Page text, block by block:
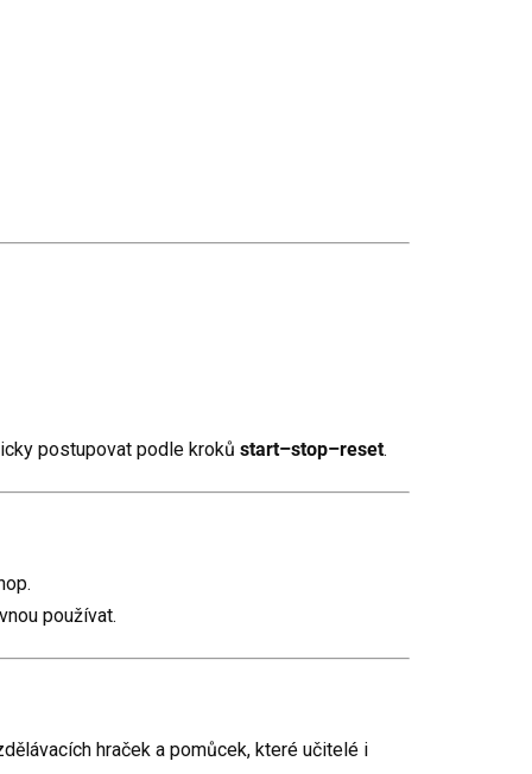
postupovat podle kroků start–stop–reset.
používat.
hraček a pomůcek, které učitelé i